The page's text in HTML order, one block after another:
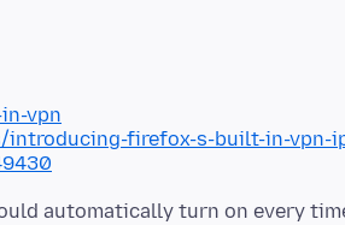
vpn
firefox-s-built-in-vpn-
automatically turn on every